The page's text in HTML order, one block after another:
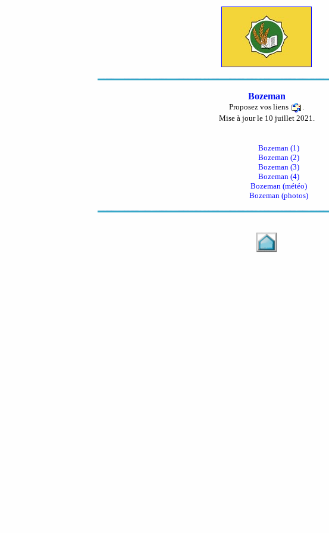
Bozeman
Proposez vos liens
Mise à jour le 10 juillet 2021.
Bozeman (1)
Bozeman (2)
Bozeman (3)
Bozeman (4)
Bozeman (météo)
Bozeman (photos)